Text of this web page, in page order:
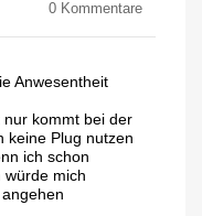
0 Kommentare
Anwesentheit
kommt bei der
keine Plug nutzen
ich schon
mich